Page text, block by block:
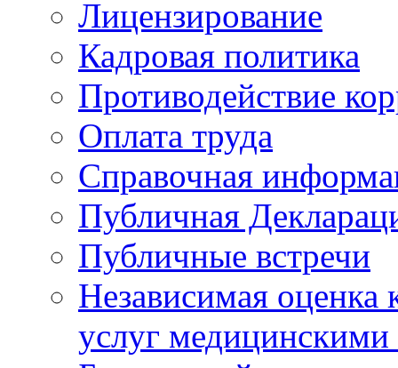
Лицензирование
Кадровая политика
Противодействие
Оплата труда
Справочная
Публичная
Публичные встречи
Независимая оценка
услуг